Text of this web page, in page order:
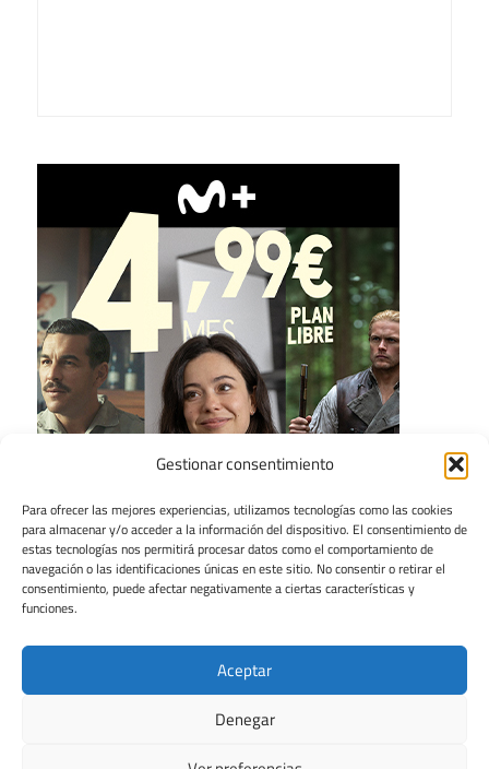
Gestionar consentimiento
Para ofrecer las mejores experiencias, utilizamos tecnologías como las cookies
para almacenar y/o acceder a la información del dispositivo. El consentimiento de
estas tecnologías nos permitirá procesar datos como el comportamiento de
navegación o las identificaciones únicas en este sitio. No consentir o retirar el
consentimiento, puede afectar negativamente a ciertas características y
funciones.
Aceptar
Denegar